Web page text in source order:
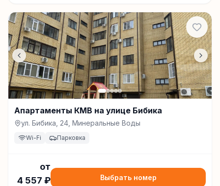
Апартаменты КМВ на улице Бибика
ул. Бибика, 24, Минеральные Воды
Wi-Fi Парковка
от
4 557 ₽ Выбрать номер